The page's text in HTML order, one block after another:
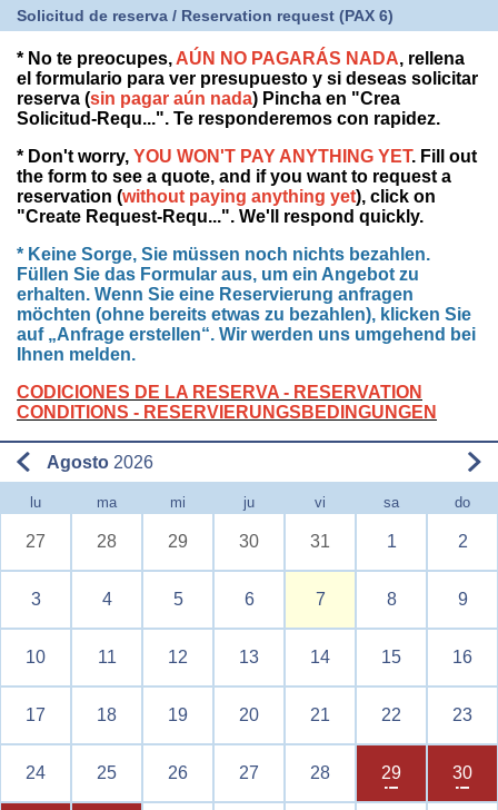
Solicitud de reserva / Reservation request (PAX 6)
* No te preocupes, AÚN NO PAGARÁS NADA, rellena
el formulario para ver presupuesto y si deseas solicitar
reserva (sin pagar aún nada) Pincha en "Crea
Solicitud-Requ...". Te responderemos con rapidez.
* Don't worry, YOU WON'T PAY ANYTHING YET. Fill out
the form to see a quote, and if you want to request a
reservation (without paying anything yet), click on
"Create Request-Requ...". We'll respond quickly.
* Keine Sorge, Sie müssen noch nichts bezahlen.
Füllen Sie das Formular aus, um ein Angebot zu
erhalten. Wenn Sie eine Reservierung anfragen
möchten (ohne bereits etwas zu bezahlen), klicken Sie
auf „Anfrage erstellen“. Wir werden uns umgehend bei
Ihnen melden.
CODICIONES DE LA RESERVA - RESERVATION
CONDITIONS - RESERVIERUNGSBEDINGUNGEN
Agosto 2026
lu ma mi ju vi sa do
27 28 29 30 31 1 2
3 4 5 6 7 8 9
10 11 12 13 14 15 16
17 18 19 20 21 22 23
24 25 26 27 28 29 30